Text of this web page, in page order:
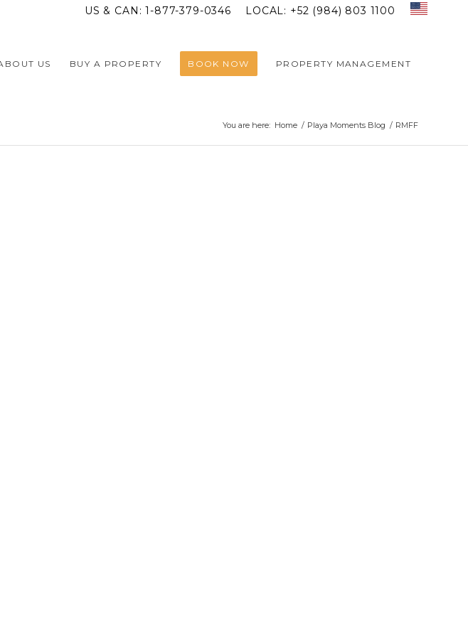
LOCAL: +52 (984) 803 1100
US & CAN:1-877-379-0346
US BUY A PROPERTY BOOK NOW PROPERTY MANAGEMENT
You are here: Home / Playa Moments Blog / RMFF